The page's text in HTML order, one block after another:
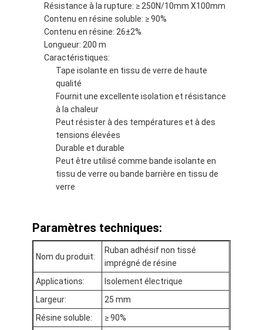
Au sujet de nous
Visite d'usine
Contrôle de qualité
Contactez-nous
Résistance à la rupture: ≥ 250N/10mm X100mm
Contenu en résine soluble: ≥ 90%
Contenu en résine: 26±2%
Longueur: 200 m
Caractéristiques:
Tape isolante en tissu de verre de haute
qualité
Fournit une excellente isolation et résistance
à la chaleur
Peut résister à des températures et à des
tensions élevées
Durable et durable
Peut être utilisé comme bande isolante en
tissu de verre ou bande barrière en tissu de
verre
Paramètres techniques:
Nom du produit:
Ruban adhésif non tissé
imprégné de résine
Applications:
Isolement électrique
Largeur:
25 mm
Résine soluble:
≥ 90%